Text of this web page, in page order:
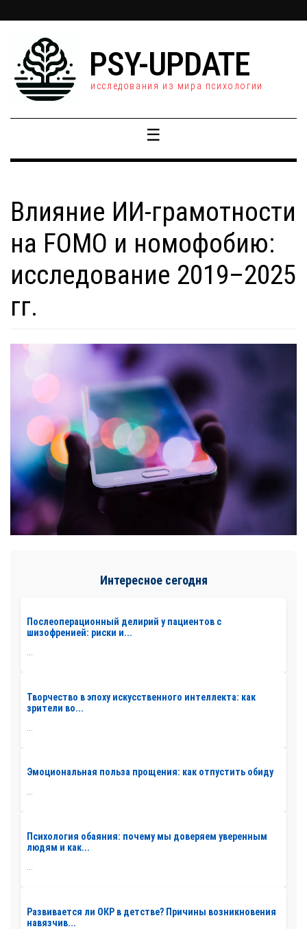
PSY-UPDATE
исследования из мира психологии
☰
Влияние ИИ-грамотности
на FOMO и номофобию:
исследование 2019–2025
гг.
Интересное сегодня
Послеоперационный делирий у пациентов с
шизофренией: риски и...
...
Творчество в эпоху искусственного интеллекта: как
зрители во...
Эмоциональная польза прощения: как отпустить обиду
...
Психология обаяния: почему мы доверяем уверенным
людям и как...
...
Развивается ли ОКР в детстве? Причины возникновения
навязчив...